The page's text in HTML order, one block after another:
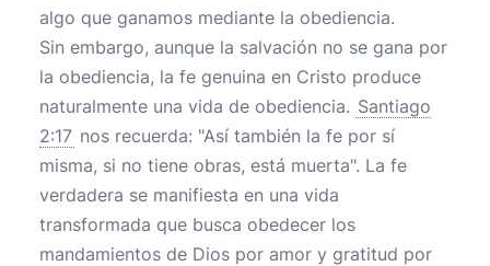
algo que ganamos mediante la obediencia.
Sin embargo, aunque la salvación no se gana por
la obediencia, la fe genuina en Cristo produce
naturalmente una vida de obediencia. Santiago
2:17 nos recuerda: "Así también la fe por sí
misma, si no tiene obras, está muerta". La fe
verdadera se manifiesta en una vida
transformada que busca obedecer los
mandamientos de Dios por amor y gratitud por